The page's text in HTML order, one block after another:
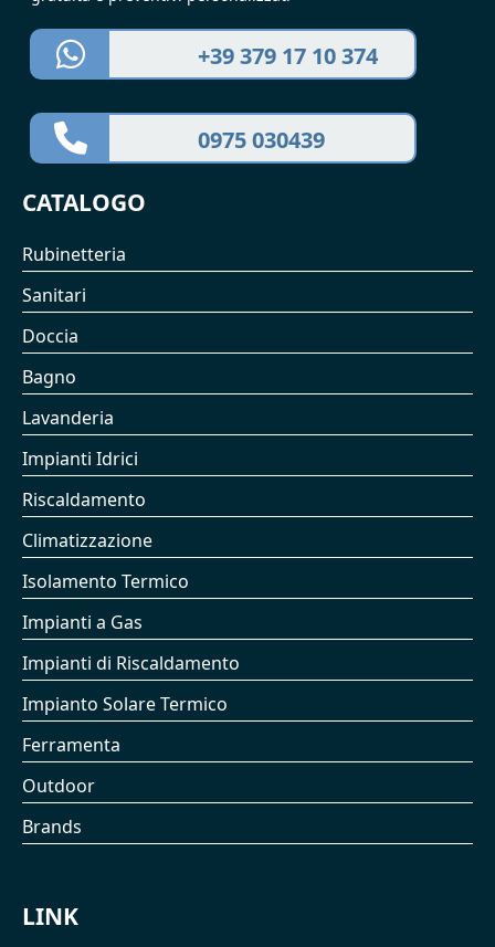
+39 379 17 10 374
0975 030439
CATALOGO
Rubinetteria
Sanitari
Doccia
Bagno
Lavanderia
Impianti Idrici
Riscaldamento
Climatizzazione
Isolamento Termico
Impianti a Gas
Impianti di Riscaldamento
Impianto Solare Termico
Ferramenta
Outdoor
Brands
LINK